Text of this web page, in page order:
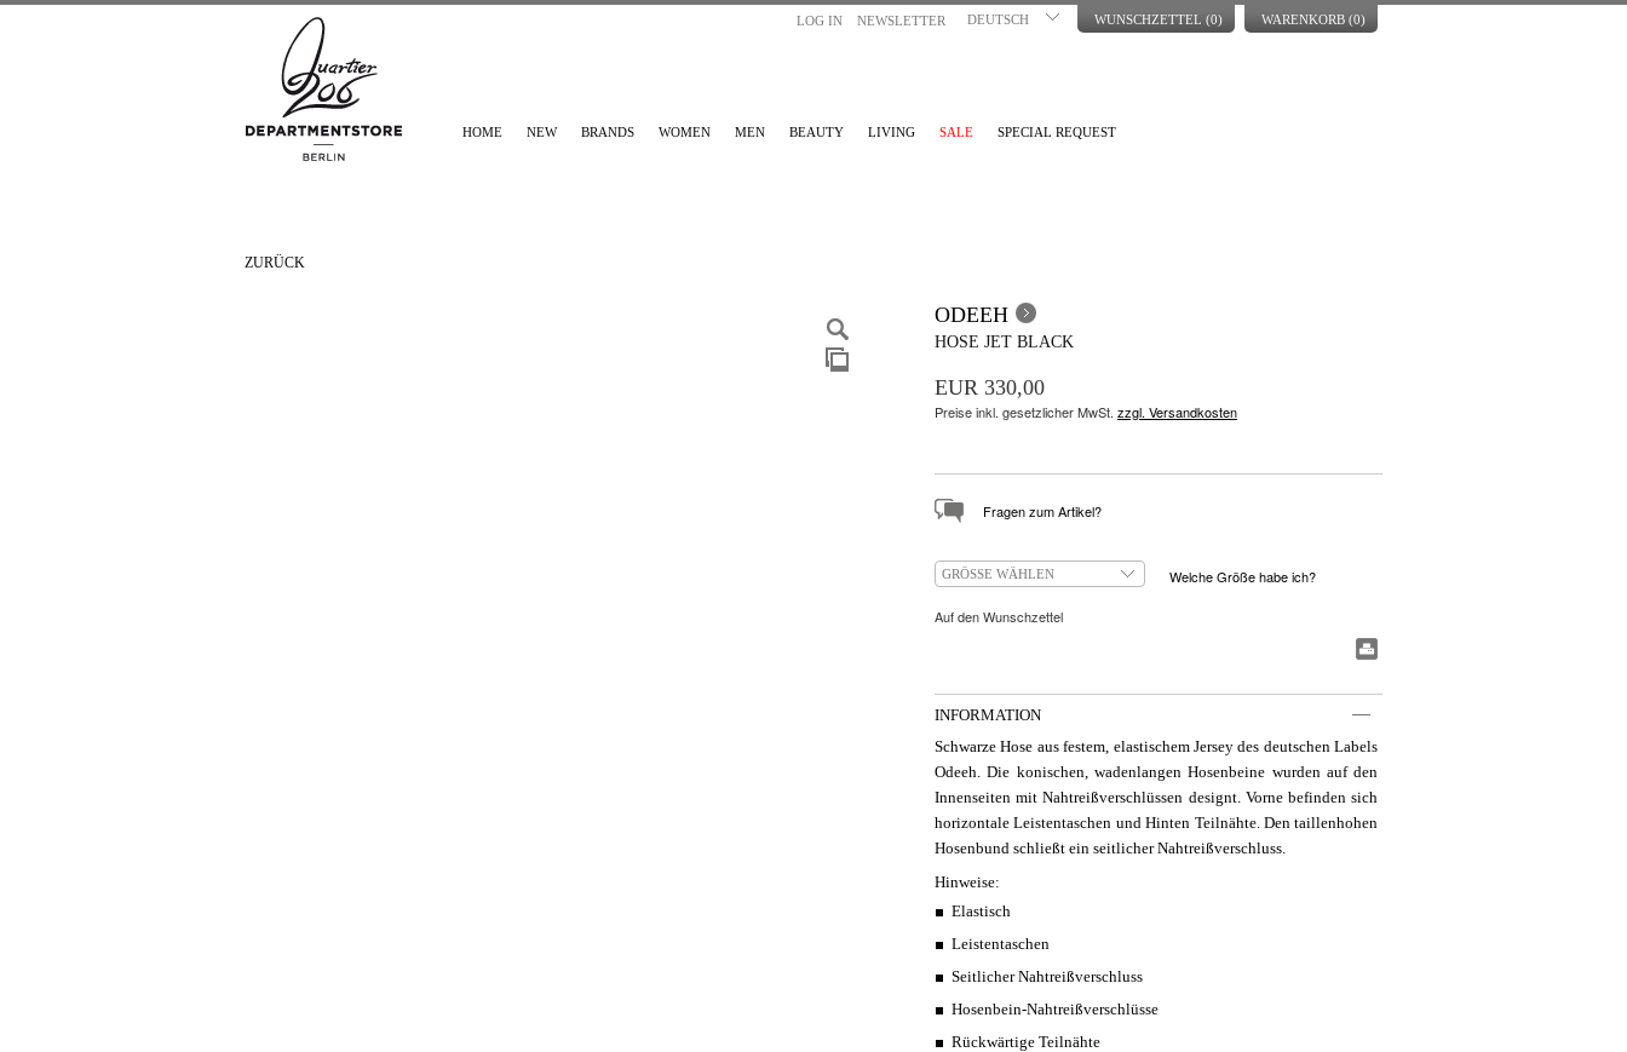
LOG IN NEWSLETTER DEUTSCH WUNSCHZETTEL (0) WARENKORB (0)
HOME NEW BRANDS WOMEN MEN BEAUTY LIVING SALE SPECIAL REQUEST
ZURÜCK
ODEEH
HOSE JET BLACK
EUR 330,00
Preise inkl. gesetzlicher MwSt. zzgl. Versandkosten
Fragen zum Artikel?
GRÖSSE WÄHLEN Welche Größe habe ich?
Auf den Wunschzettel
INFORMATION
Schwarze Hose aus festem, elastischem Jersey des deutschen Labels
Odeeh. Die konischen, wadenlangen Hosenbeine wurden auf den
Innenseiten mit Nahtreißverschlüssen designt. Vorne befinden sich
horizontale Leistentaschen und Hinten Teilnähte. Den taillenhohen
Hosenbund schließt ein seitlicher Nahtreißverschluss.
Hinweise:
Elastisch
Leistentaschen
Seitlicher Nahtreißverschluss
Hosenbein-Nahtreißverschlüsse
Rückwärtige Teilnähte